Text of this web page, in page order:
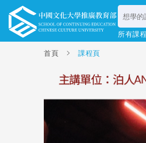
所有課
首頁 課程頁